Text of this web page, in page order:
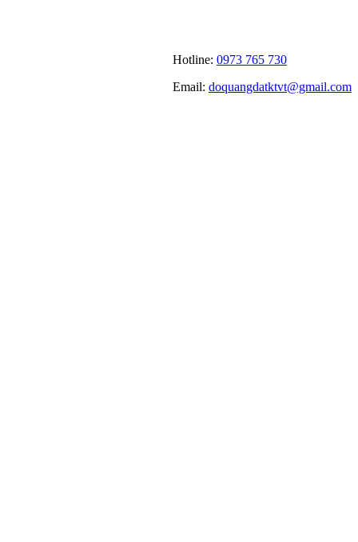
Hotline: 0973 765 730
Email: doquangdatktvt@gmail.com